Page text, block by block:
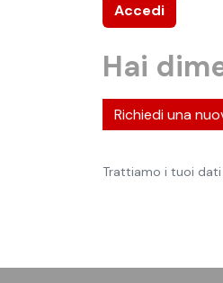
Accedi
Hai
Richiedi una
Trattiamo i tuoi